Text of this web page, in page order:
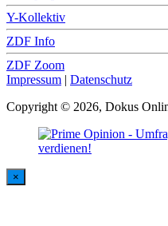
Y-Kollektiv
ZDF Info
ZDF Zoom
Impressum | Datenschutz
Copyright © 2026, Dokus
×